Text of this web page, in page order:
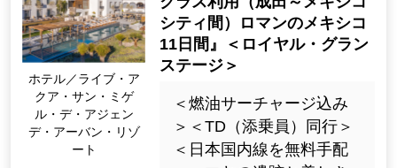
ホテル／ライブ・ア
クア・サン・ミゲ
ル・デ・アジェン
デ・アーバン・リゾ
ート
シティ間）ロマンのメキシコ
11日間』＜ロイヤル・グラン
ステージ＞
＜燃油サーチャージ込み
＞＜TD（添乗員）同行＞
＜日本国内線を無料手配